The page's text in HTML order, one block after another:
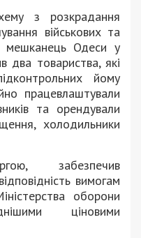
з розкрадання
військових та
мешканець Одеси у
два товариства, які
йому
працевлаштували
та орендували
холодильники
забезпечив
вимогам
оборони
ціновими